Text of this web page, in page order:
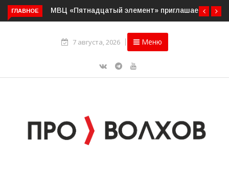
ГЛАВНОЕ
МВЦ «Пятнадцатый элемент» приглашает на выставку
7 августа, 2026